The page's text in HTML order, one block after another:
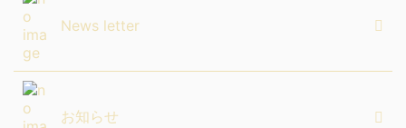
News letter
お知らせ